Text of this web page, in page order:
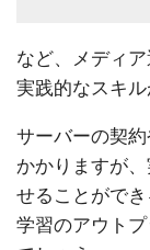
など、メディ
実践的なスキル
サーバーの契
かかりますが
せることがで
学習のアウト